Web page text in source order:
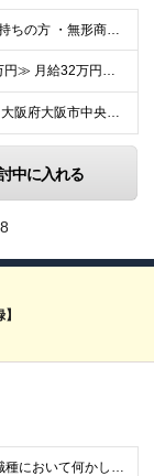
◆以下のいずれかの経験をお持ちの方 ・無形商材での法人営業経験（業界・業種・不問）※目安3年以上※ ・顧客に提案することで潜在ニーズを見出す営業活動をしてきた経験（課題解決型の提案営業） 【求める人
≪想定年収：500万円～900万円≫ 月給32万円～58万円 ※賞与：年3.5ヶ月（会社業績・個人評価によって変動） ※入社後1年経過したタイミングでインセンティブ給へ移行致します。 ※入社時の月給額
【大阪・本町オフィス勤務】 大阪府大阪市中央区北久宝寺町4丁目4-2 （変更の範囲）上記を除く当社関連勤務地
中に入れる
■ポジションマッチ登録対象職種において何かしらの知識・経験を有する方 【活かせる経験・スキル】 ポジションマッチ登録対象職種に関連する知識・経験 ※該当ポジションが数多く存在する為、様々な経験が活